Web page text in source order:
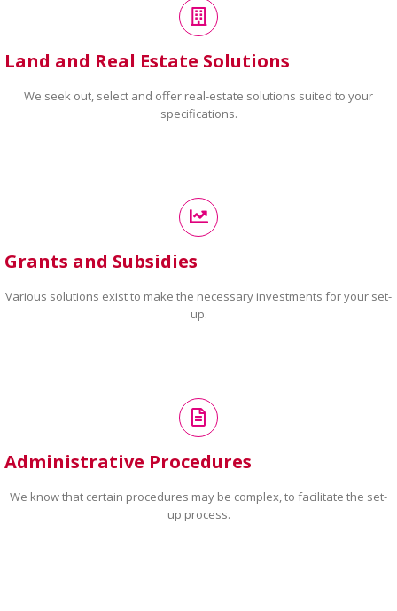
Land and Real Estate Solutions
We seek out, select and offer real-estate solutions suited to your
specifications.
Grants and Subsidies
Various solutions exist to make the necessary investments for your set-
up.
Administrative Procedures
We know that certain procedures may be complex, to facilitate the set-
up process.